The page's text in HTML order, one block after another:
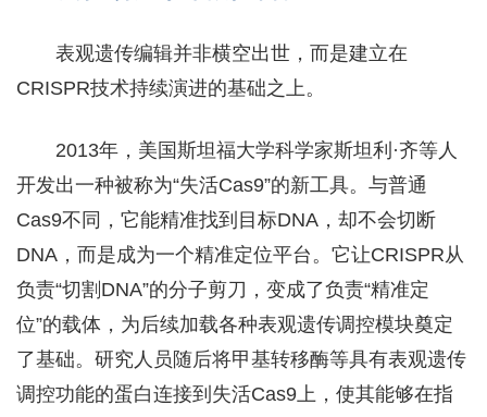
表观遗传编辑并非横空出世，而是建立在
CRISPR技术持续演进的基础之上。
2013年，美国斯坦福大学科学家斯坦利·齐等人
开发出一种被称为“失活Cas9”的新工具。与普通
Cas9不同，它能精准找到目标DNA，却不会切断
DNA，而是成为一个精准定位平台。它让CRISPR从
负责“切割DNA”的分子剪刀，变成了负责“精准定
位”的载体，为后续加载各种表观遗传调控模块奠定
了基础。研究人员随后将甲基转移酶等具有表观遗传
调控功能的蛋白连接到失活Cas9上，使其能够在指